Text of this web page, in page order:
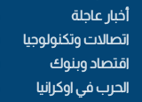
أخبار عاجلة
اتصالات وتكنولوجيا
اقتصاد وبنوك
الحرب في اوكرانيا